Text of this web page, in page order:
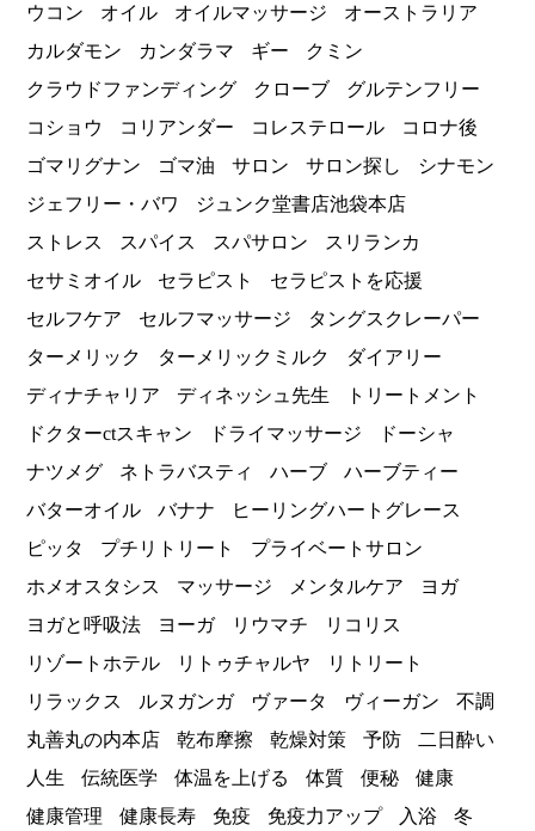
ウコン
オイル オイルマッサージ
オーストラリア
カルダモン
カンダラマ ギー
クミン
クラウドファンディング
クローブ
グルテンフリー
コショウ
コリアンダー コレステロール
コロナ後
ゴマリグナン
ゴマ油 サロン サロン探し
シナモン
ジェフリー・バワ
ジュンク堂書店池袋本店
ストレス
スパイス スパサロン
スリランカ
セサミオイル
セラピスト
セラピストを応援
セルフケア
セルフマッサージ
タングスクレーパー
ターメリック
ターメリックミルク
ダイアリー
ディナチャリア
ディネッシュ先生
トリートメント
ドクターctスキャン
ドライマッサージ
ドーシャ
ナツメグ
ネトラバスティ ハーブ
ハーブティー
バターオイル
バナナ
ヒーリングハートグレース
ピッタ
プチリトリート
プライベートサロン
ホメオスタシス
マッサージ メンタルケア
ヨガ
ヨガと呼吸法
ヨーガ リウマチ
リコリス
リゾートホテル
リトゥチャルヤ
リトリート
リラックス
ルヌガンガ ヴァータ ヴィーガン
不調
丸善丸の内本店
乾布摩擦 乾燥対策 予防
二日酔い
人生
伝統医学 体温を上げる 体質 便秘
健康
健康管理
健康長寿 免疫 免疫力アップ 入浴
冬